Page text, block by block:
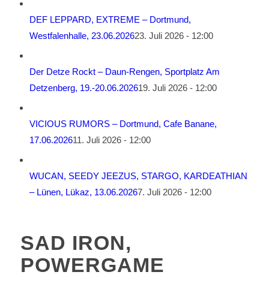
DEF LEPPARD, EXTREME – Dortmund,
Westfalenhalle, 23.06.202623. Juli 2026 - 12:00
Der Detze Rockt – Daun-Rengen, Sportplatz Am
Detzenberg, 19.-20.06.202619. Juli 2026 - 12:00
VICIOUS RUMORS – Dortmund, Cafe Banane,
17.06.202611. Juli 2026 - 12:00
WUCAN, SEEDY JEEZUS, STARGO, KARDEATHIAN
– Lünen, Lükaz, 13.06.20267. Juli 2026 - 12:00
SAD IRON,
POWERGAME